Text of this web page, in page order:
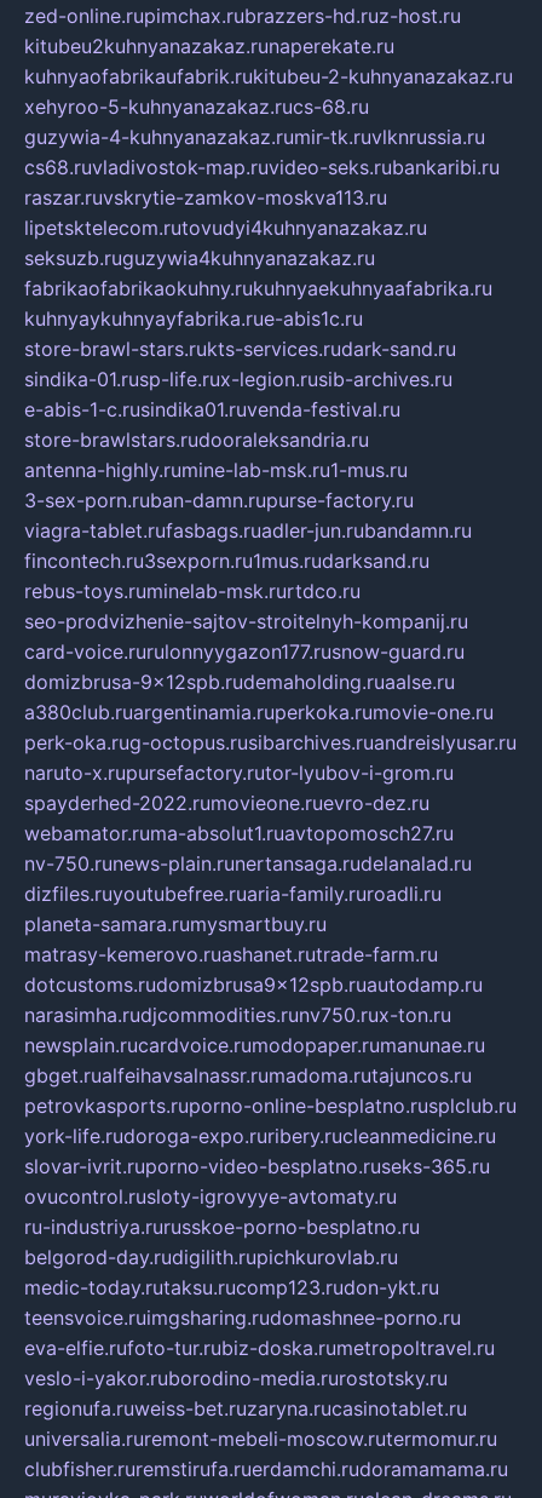
zed-online.rupimchax.rubrazzers-hd.ruz-host.ru
kitubeu2kuhnyanazakaz.runaperekate.ru
kuhnyaofabrikaufabrik.rukitubeu-2-kuhnyanazakaz.ru
xehyroo-5-kuhnyanazakaz.rucs-68.ru
guzywia-4-kuhnyanazakaz.rumir-tk.ruvlknrussia.ru
cs68.ruvladivostok-map.ruvideo-seks.rubankaribi.ru
raszar.ruvskrytie-zamkov-moskva113.ru
lipetsktelecom.rutovudyi4kuhnyanazakaz.ru
seksuzb.ruguzywia4kuhnyanazakaz.ru
fabrikaofabrikaokuhny.rukuhnyaekuhnyaafabrika.ru
kuhnyaykuhnyayfabrika.rue-abis1c.ru
store-brawl-stars.rukts-services.rudark-sand.ru
sindika-01.rusp-life.rux-legion.rusib-archives.ru
e-abis-1-c.rusindika01.ruvenda-festival.ru
store-brawlstars.rudooraleksandria.ru
antenna-highly.rumine-lab-msk.ru1-mus.ru
3-sex-porn.ruban-damn.rupurse-factory.ru
viagra-tablet.rufasbags.ruadler-jun.rubandamn.ru
fincontech.ru3sexporn.ru1mus.rudarksand.ru
rebus-toys.ruminelab-msk.rurtdco.ru
seo-prodvizhenie-sajtov-stroitelnyh-kompanij.ru
card-voice.rurulonnyygazon177.rusnow-guard.ru
domizbrusa-9x12spb.rudemaholding.ruaalse.ru
a380club.ruargentinamia.ruperkoka.rumovie-one.ru
perk-oka.rug-octopus.rusibarchives.ruandreislyusar.ru
naruto-x.rupursefactory.rutor-lyubov-i-grom.ru
spayderhed-2022.rumovieone.ruevro-dez.ru
webamator.ruma-absolut1.ruavtopomosch27.ru
nv-750.runews-plain.runertansaga.rudelanalad.ru
dizfiles.ruyoutubefree.ruaria-family.ruroadli.ru
planeta-samara.rumysmartbuy.ru
matrasy-kemerovo.ruashanet.rutrade-farm.ru
dotcustoms.rudomizbrusa9x12spb.ruautodamp.ru
narasimha.rudjcommodities.runv750.rux-ton.ru
newsplain.rucardvoice.rumodopaper.rumanunae.ru
gbget.rualfeihavsalnassr.rumadoma.rutajuncos.ru
petrovkasports.ruporno-online-besplatno.rusplclub.ru
york-life.rudoroga-expo.ruribery.rucleanmedicine.ru
slovar-ivrit.ruporno-video-besplatno.ruseks-365.ru
ovucontrol.rusloty-igrovyye-avtomaty.ru
ru-industriya.rurusskoe-porno-besplatno.ru
belgorod-day.rudigilith.rupichkurovlab.ru
medic-today.rutaksu.rucomp123.rudon-ykt.ru
teensvoice.ruimgsharing.rudomashnee-porno.ru
eva-elfie.rufoto-tur.rubiz-doska.rumetropoltravel.ru
veslo-i-yakor.ruborodino-media.rurostotsky.ru
regionufa.ruweiss-bet.ruzaryna.rucasinotablet.ru
universalia.ruremont-mebeli-moscow.rutermomur.ru
clubfisher.ruremstirufa.ruerdamchi.rudoramamama.ru